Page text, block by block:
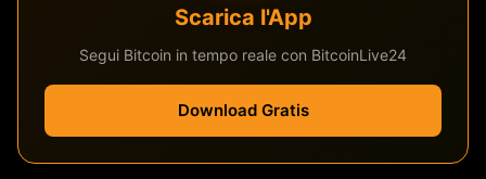
Scarica l'App
Segui Bitcoin in tempo reale con BitcoinLive24
Download Gratis